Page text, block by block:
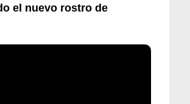
el nuevo rostro de